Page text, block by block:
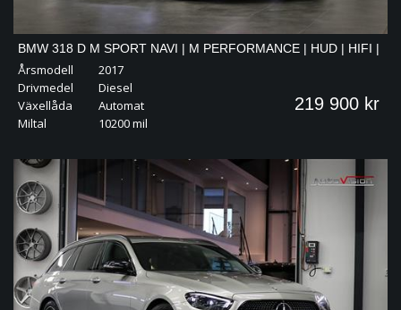
BMW 318 D M SPORT NAVI | M PERFORMANCE | HUD | HIFI |
DRAG
Årsmodell
2017
Drivmedel
Diesel
Växellåda
Automat
Miltal
10200 mil
219 900 kr